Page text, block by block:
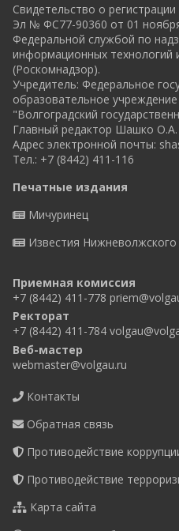
Свидетельство о
Эл № ФС77-90360 от 01
Федеральной службой по
информационных технологий
(Роскомнадзор).
Учредитель: Федеральное
образовательное
"Волгоградский
Главный редактор Шашко О.А.
Адрес электронной почты:
Тел.: +7 (8442) 411-116
Печатные издания
Мичуринец
Известия
Приемная комиссия
+7 (8442) 411-778
Ректорат
+7 (8442) 411-784
Веб-мастер
webmaster@volgau.ru
Контакты
Обратная связь
Противодействие
Противодействие
Карта сайта